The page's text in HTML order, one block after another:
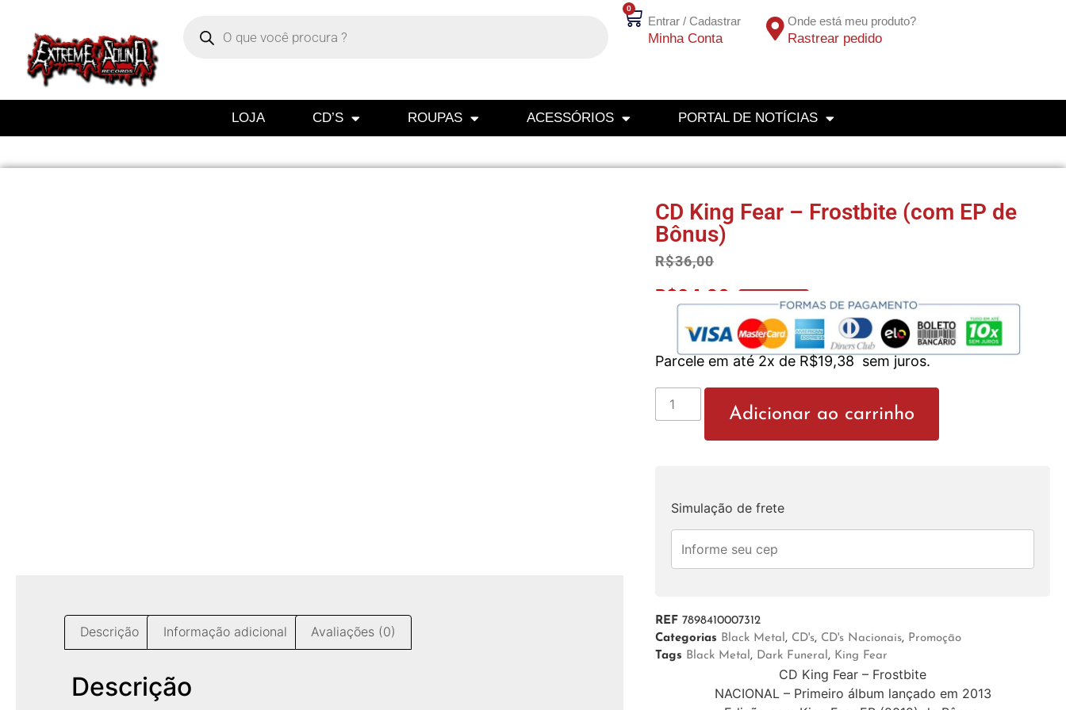
0
Entrar / Cadastrar
Minha Conta
Onde está meu produto?
Rastrear pedido
LOJA CD’S ROUPAS ACESSÓRIOS PORTAL DE NOTÍCIAS
Descrição Informação adicional Avaliações (0)
Descrição
CD King Fear – Frostbite (com EP de
Bônus)
R$36,00
R$34,20
Parcele em até 2x de R$19,38 sem juros.
Adicionar ao carrinho
Simulação de frete
REF7898410007312
Categorias Black Metal , CD's, CD's Nacionais, Promoção
Tags Black Metal , Dark Funeral , King Fear
CD King Fear – Frostbite
NACIONAL – Primeiro álbum lançado em 2013